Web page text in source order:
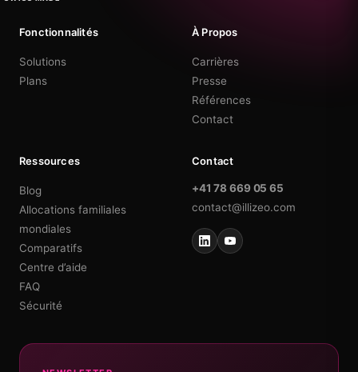
Fonctionnalités
Solutions
Plans
À Propos
Carrières
Presse
Références
Contact
Ressources
Blog
Allocations familiales
mondiales
Comparatifs
Centre d’aide
FAQ
Sécurité
Contact
+41 78 669 05 65
contact@illizeo.com